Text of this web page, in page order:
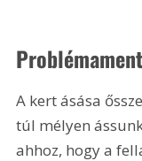
A kert ásása
túl mélyen
ahhoz, hogy a